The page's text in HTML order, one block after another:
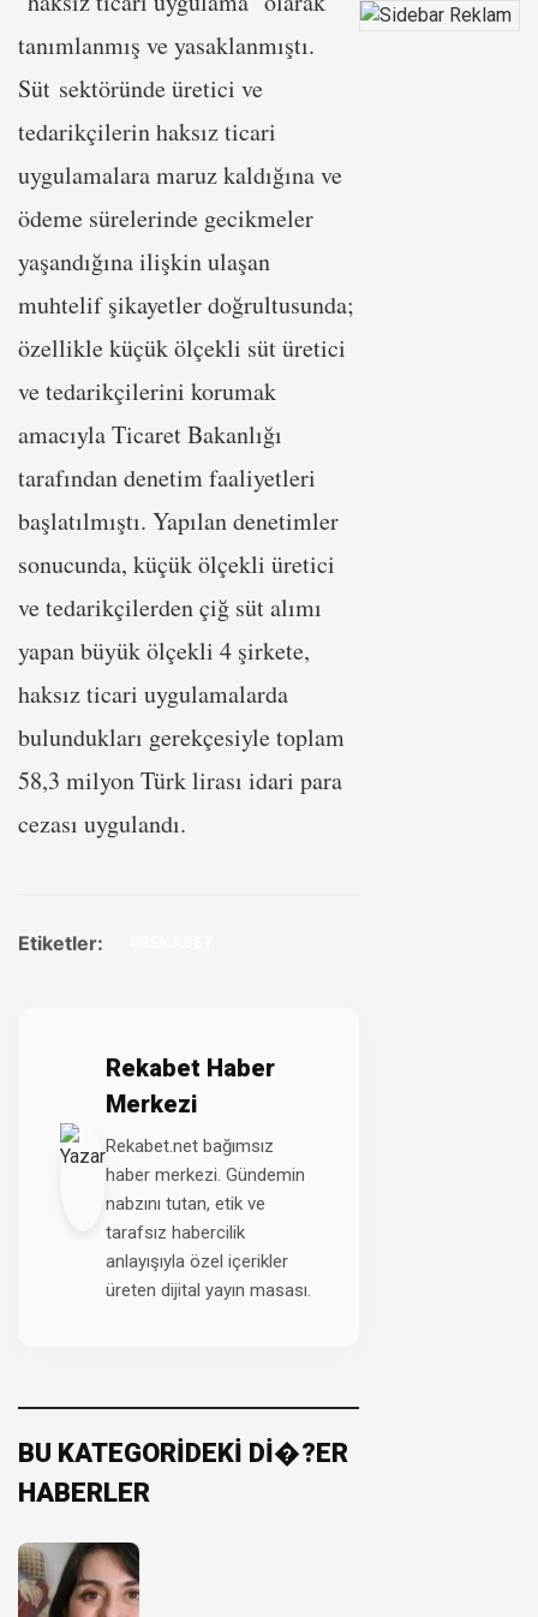
tanımlanmış ve yasaklanmıştı.
Süt sektöründe üretici ve
tedarikçilerin haksız ticari
uygulamalara maruz kaldığına ve
ödeme sürelerinde gecikmeler
yaşandığına ilişkin ulaşan
muhtelif şikayetler doğrultusunda;
özellikle küçük ölçekli süt üretici
ve tedarikçilerini korumak
amacıyla Ticaret Bakanlığı
tarafından denetim faaliyetleri
başlatılmıştı. Yapılan denetimler
sonucunda, küçük ölçekli üretici
ve tedarikçilerden çiğ süt alımı
yapan büyük ölçekli 4 şirkete,
haksız ticari uygulamalarda
bulundukları gerekçesiyle toplam
58,3 milyon Türk lirası idari para
cezası uygulandı.
Etiketler:
Rekabet Haber
Merkezi
Rekabet.net bağımsız
haber merkezi. Gündemin
nabzını tutan, etik ve
tarafsız habercilik
anlayışıyla özel içerikler
üreten dijital yayın masası.
BU KATEGORİDEKİ Dİ�?ER
HABERLER